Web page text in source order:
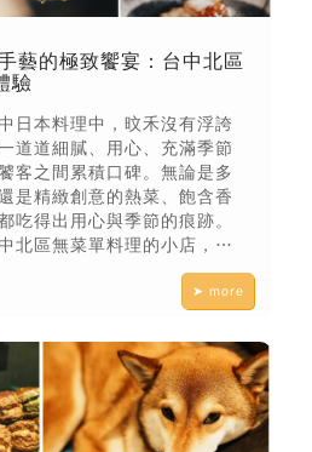
藝的極致饗宴：台中北區
驗
日本料理中，旼禾沒有浮誇
道道細膩、用心、充滿季節
客之間累積口碑。無論是多
是精緻創意的熱菜、飽含香
吃得出用心與季節的痕跡。
北區無菜單料理的小店，不
特別慶祝什麼，只是想好好
，不妨預約一場屬於自己的
➤ more